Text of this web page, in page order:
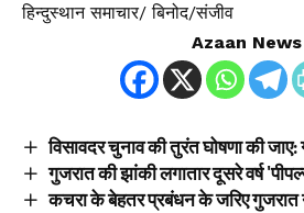
हिन्दुस्थान समाचार/ बिनोद/संजीव
Azaan News
विसावदर चुनाव की तुरंत घोषणा की जाए:
गुजरात की झांकी लगातार दूसरे वर्ष
कचरा के बेहतर प्रबंधन के जरिए गुजरात